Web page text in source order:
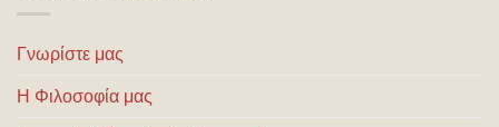
Γνωρίστε μας
Η Φιλοσοφία μας